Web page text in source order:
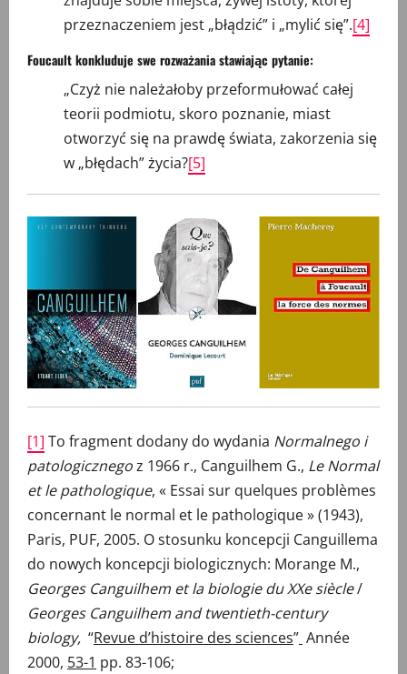
przeznaczeniem jest „błądzić” i „mylić się”.[4]
Foucault konkluduje swe rozważania stawiając pytanie:
„Czyż nie należałoby przeformułować całej
teorii podmiotu, skoro poznanie, miast
otworzyć się na prawdę świata, zakorzenia się
w „błędach” życia?[5]
[1] To fragment dodany do wydania Normalnego i
patologicznegoz 1966 r., Canguilhem G., Le Normal
et le pathologique, « Essai sur quelques problèmes
concernant le normal et le pathologique » (1943),
Paris, PUF, 2005. O stosunku koncepcji Canguillema
do nowych koncepcji biologicznych: Morange M.,
Georges Canguilhem et la biologie du XXe siècle/
Georges Canguilhem and twentieth-century
biology, “Revue d’histoire des sciences” Année
2000, 53-1 pp. 83-106;